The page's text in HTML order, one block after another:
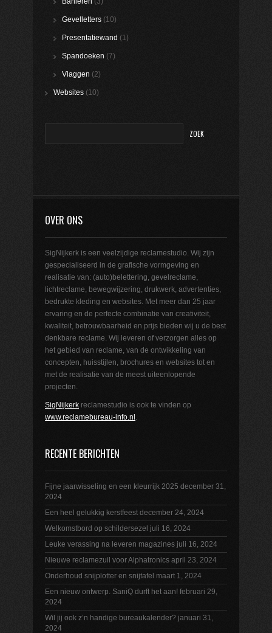
Gevelletters (10)
Presentatiewand (1)
Spandoeken (7)
Vlaggen (2)
Websites (10)
OVER ONS
SigNijkerk is een veelzijdige reclamestudio. Wij zijn
gespecialiseerd in de grafische vormgeving en
realisatie van: (auto)belettering, gevelreclame,
lichtreclame, bewegwijzering, drukwerk, advertenties,
bedrukte kleding en websites. Met meer dan 25 jaar
ervaring en de perfecte combinatie van creativiteit,
kwaliteit, betrouwbaarheid en prijs bieden wij u de best
denkbare reclame. Wij leveren of verzorgen alles op
het gebied van reclame, van de ontwikkeling van
concepten, huisstijlen, brochures en websites tot en
met de realisatie van de meest uiteenlopende
projecten.
SigNijkerk reclamestudio is ook te vinden op
www.reclamebureau-info.nl
RECENTE BERICHTEN
Fijne jaarwisseling en een kleurrijk 2025 december 31,
2024
Een heel gelukkig kerstfeest december 24, 2024
Welkomstbord op schildersezel juli 16, 2024
Leuke verassing na leveren magazines juli 16, 2024
Nieuwe reclamezuil voor Alphatronics april 23, 2024
Onderhoud snijplotter en snijtafel maart 1, 2024
Een nieuw ontwerp. SaniQ durft het aan! februari 29,
2024
Wil jij ook z’n handige bureaukalender? januari 31,
2024